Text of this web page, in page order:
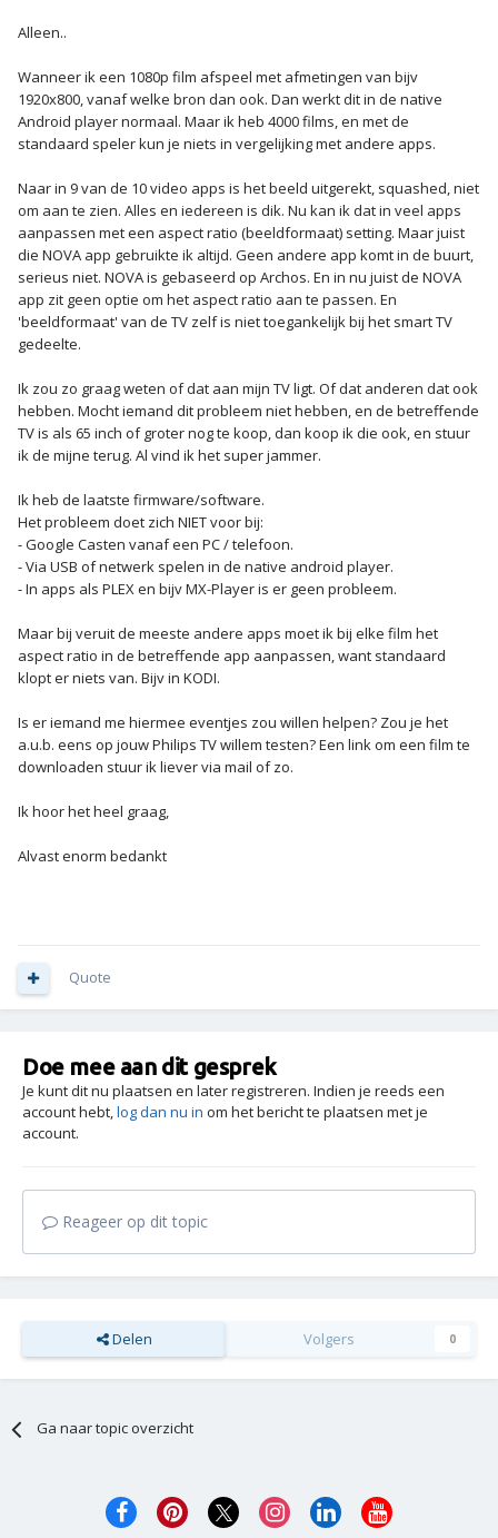
Alleen..
Wanneer ik een 1080p film afspeel met afmetingen van bijv
1920x800, vanaf welke bron dan ook. Dan werkt dit in de native
Android player normaal. Maar ik heb 4000 films, en met de
standaard speler kun je niets in vergelijking met andere apps.
Naar in 9 van de 10 video apps is het beeld uitgerekt, squashed, niet
om aan te zien. Alles en iedereen is dik. Nu kan ik dat in veel apps
aanpassen met een aspect ratio (beeldformaat) setting. Maar juist
die NOVA app gebruikte ik altijd. Geen andere app komt in de buurt,
serieus niet. NOVA is gebaseerd op Archos. En in nu juist de NOVA
app zit geen optie om het aspect ratio aan te passen. En
'beeldformaat' van de TV zelf is niet toegankelijk bij het smart TV
gedeelte.
Ik zou zo graag weten of dat aan mijn TV ligt. Of dat anderen dat ook
hebben. Mocht iemand dit probleem niet hebben, en de betreffende
TV is als 65 inch of groter nog te koop, dan koop ik die ook, en stuur
ik de mijne terug. Al vind ik het super jammer.
Ik heb de laatste firmware/software.
Het probleem doet zich NIET voor bij:
- Google Casten vanaf een PC / telefoon.
- Via USB of netwerk spelen in de native android player.
- In apps als PLEX en bijv MX-Player is er geen probleem.
Maar bij veruit de meeste andere apps moet ik bij elke film het
aspect ratio in de betreffende app aanpassen, want standaard
klopt er niets van. Bijv in KODI.
Is er iemand me hiermee eventjes zou willen helpen? Zou je het
a.u.b. eens op jouw Philips TV willem testen? Een link om een film te
downloaden stuur ik liever via mail of zo.
Ik hoor het heel graag,
Alvast enorm bedankt
Quote
Doe mee aan dit gesprek
Je kunt dit nu plaatsen en later registreren. Indien je reeds een
account hebt,log dan nu in om het bericht te plaatsen met je
account.
Reageer op dit topic
Delen Volgers 0
Ga naar topic overzicht